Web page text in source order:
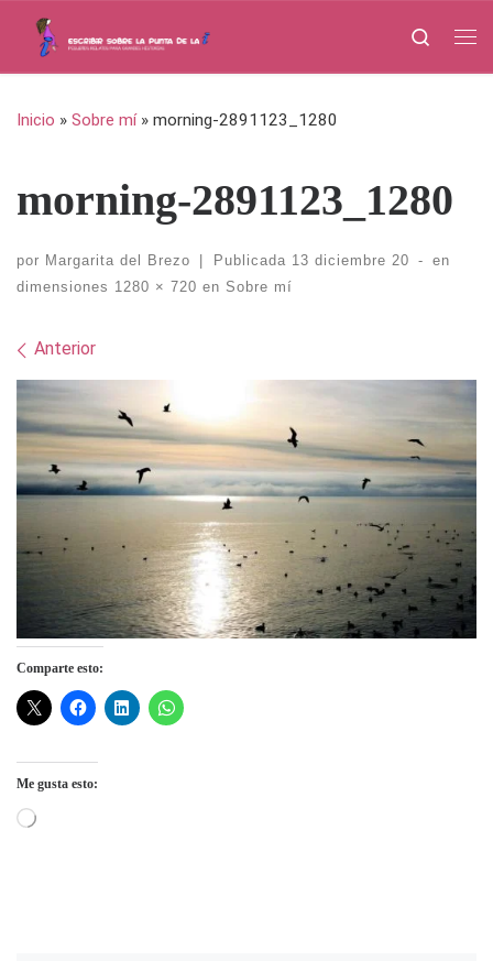
Saltar al contenido
Search
Inicio » Sobre mí » morning-2891123_1280
morning-2891123_1280
por Margarita del Brezo Publicada 13 diciembre 20 -
en
dimensiones 1280 × 720 en Sobre mí
Navegación de imágenes
Anterior
Comparte esto:
Me gusta esto:
Cargando...